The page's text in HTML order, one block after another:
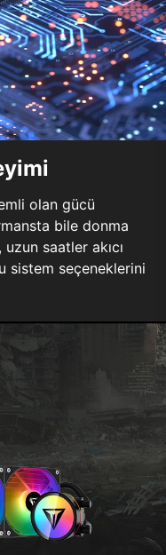
olan gücü
bile donma
saatler akıcı
sistem seçeneklerini